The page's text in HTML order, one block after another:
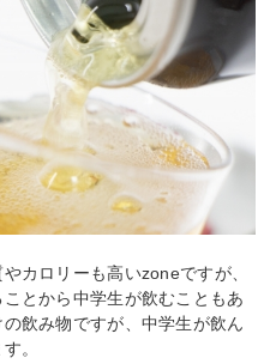
カロリーも高いzoneですが、
とから中学生が飲むこともあ
飲み物ですが、中学生が飲ん
。